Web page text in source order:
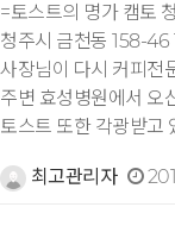
=토스트의 명가 캠토
청주시 금천동 158-
사장님이 다시 커피전
주변 효성병원에서 오
토스트 또한 각광받고
최고관리자